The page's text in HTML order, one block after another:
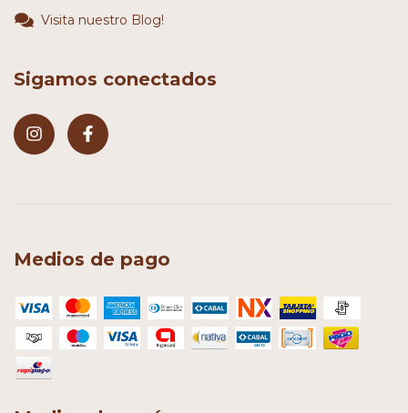
Visita nuestro Blog!
Sigamos conectados
Medios de pago